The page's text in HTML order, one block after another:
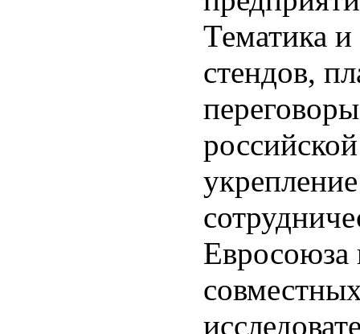
Тематика
стендов,
Евросоюза